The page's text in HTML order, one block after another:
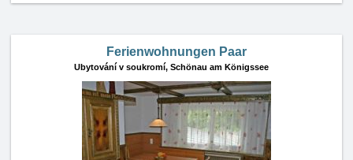
Ferienwohnungen Paar
Ubytování v soukromí, Schönau am Königssee